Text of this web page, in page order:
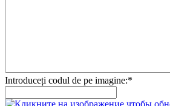
Introduceți codul de pe imagine:*